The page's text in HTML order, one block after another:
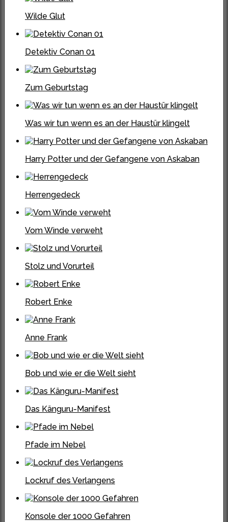
Wilde Glut
Detektiv Conan 01
Zum Geburtstag
Was wir tun wenn es an der Haustür klingelt
Harry Potter und der Gefangene von Askaban
Herrengedeck
Vom Winde verweht
Stolz und Vorurteil
Robert Enke
Anne Frank
Bob und wie er die Welt sieht
Das Känguru-Manifest
Pfade im Nebel
Lockruf des Verlangens
Konsole der 1000 Gefahren